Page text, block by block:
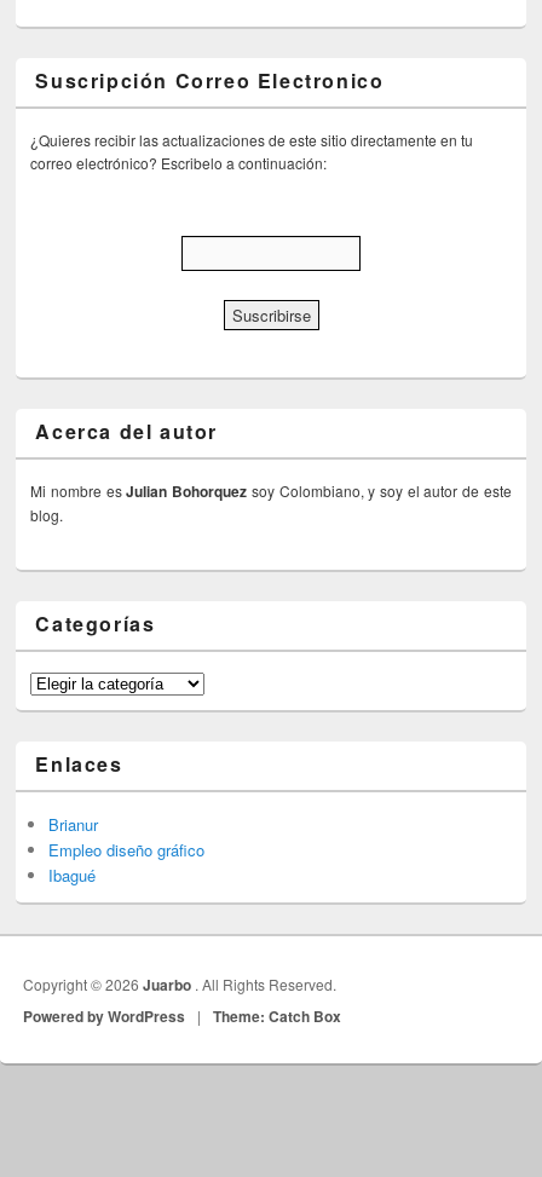
Suscripción Correo Electronico
¿Quieres recibir las actualizaciones de este sitio directamente en tu
correo electrónico? Escribelo a continuación:
Acerca del autor
Mi nombre esJulian Bohorquez soy Colombiano, y soy el autor de este
blog.
Categorías
Categorías
Enlaces
Brianur
Empleo diseño gráfico
Ibagué
Copyright © 2026Juarbo . All Rights Reserved.
Powered by WordPress | Theme: Catch Box